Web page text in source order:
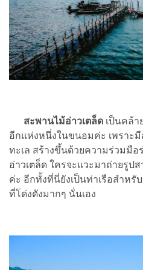
สะพานไม้อ่าวเตล็ด เป็นคล้า
อีกแห่งหนึ่งในขนอมค่ะ เพราะ
ทะเล สร้างขึ้นด้วยความร่วมมื
อ่าวเตล็ด ใครจะแวะมาถ่ายรูป
ค่ะ อีกทั้งที่นี่ยังเป็นท่าเรือสำห
ที่โด่งดังมากๆ นั่นเอง